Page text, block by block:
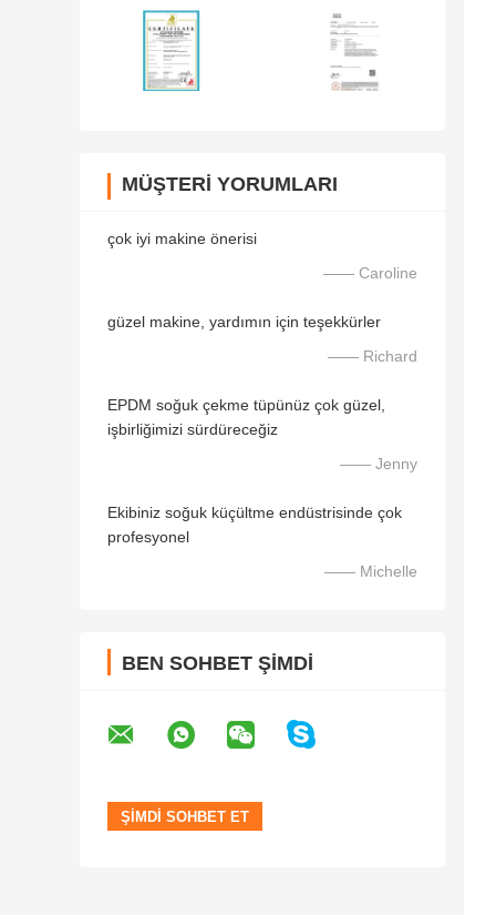
MÜŞTERI YORUMLARI
çok iyi makine önerisi
—— Caroline
güzel makine, yardımın için teşekkürler
—— Richard
EPDM soğuk çekme tüpünüz çok güzel,
işbirliğimizi sürdüreceğiz
—— Jenny
Ekibiniz soğuk küçültme endüstrisinde çok
profesyonel
—— Michelle
BEN SOHBET ŞIMDI